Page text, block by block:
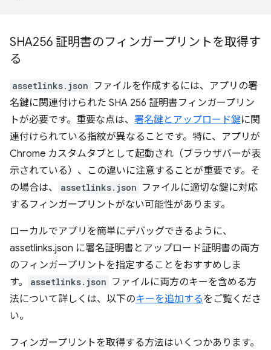
SHA256 証明書のフィンガープリントを取得す
る
assetlinks.json ファイルを作成するには、アプリの署
名鍵に関連付けられた SHA 256 証明書フィンガープリン
トが必要です。重要な点は、 署名鍵とアップロード鍵に関
連付けられている指紋が異なることです。特に、アプリが
Chrome カスタムタブとして起動され（ブラウザバーが表
示されている）、この違いに注意することが重要です。そ
の場合は、
assetlinks.json ファイルに適切な鍵に対応
するフィンガープリントがない可能性があります。
ローカルでアプリを簡単にデバッグできるように、
assetlinks.json に署名証明書とアップロード証明書の両方
のフィンガープリントを指定することをおすすめしま
す。
assetlinks.json ファイルに両方のキーを含める方
法について詳しくは、以下のキーを追加するをご覧くださ
い。
フィンガープリントを取得する方法はいくつかあります。